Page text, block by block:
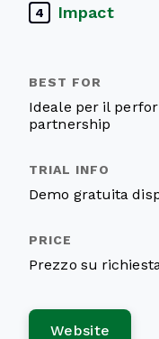
4 Impact
Ideale per il
partnership
Demo gratuita
Prezzo su
Website